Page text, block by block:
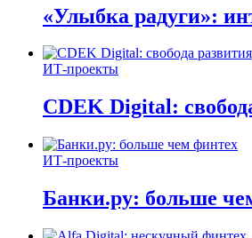
«Улыбка радуги»:
ИТ-проекты
CDEK Digital:
ИТ-проекты
Банки.ру: больше